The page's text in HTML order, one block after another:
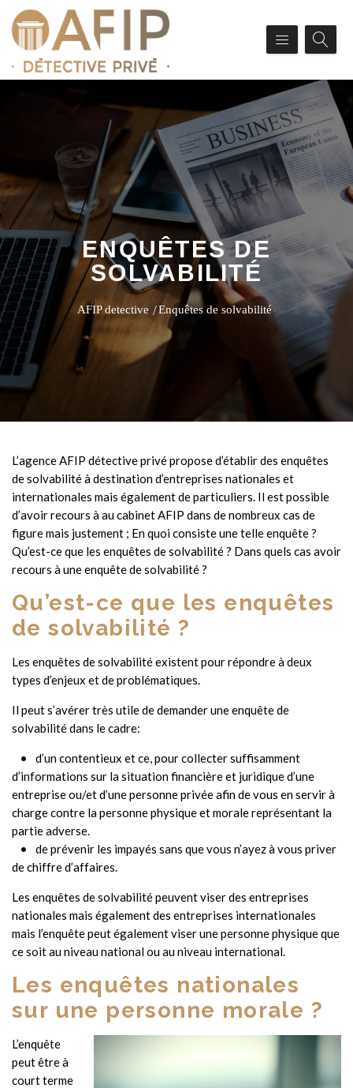
ENQUÊTES DE
SOLVABILITÉ
AFIP detective Enquêtes de solvabilité
L’agence AFIP détective privé propose d’établir des enquêtes
de solvabilité à destination d’entreprises nationales et
internationales mais également de particuliers. Il est possible
d’avoir recours à au cabinet AFIP dans de nombreux cas de
figure mais justement ; En quoi consiste une telle enquête ?
Qu’est-ce que les enquêtes de solvabilité ? Dans quels cas avoir
recours à une enquête de solvabilité ?
Qu’est-ce que les enquêtes
de solvabilité ?
Les enquêtes de solvabilité existent pour répondre à deux
types d’enjeux et de problématiques.
Il peut s’avérer très utile de demander une enquête de
solvabilité dans le cadre:
d’un contentieux et ce, pour collecter suffisamment
d’informations sur la situation financière et juridique d’une
entreprise ou/et d’une personne privée afin de vous en servir à
charge contre la personne physique et morale représentant la
partie adverse.
de prévenir les impayés sans que vous n’ayez à vous priver
de chiffre d’affaires.
Les enquêtes de solvabilité peuvent viser des entreprises
nationales mais également des entreprises internationales
mais l’enquête peut également viser une personne physique que
ce soit au niveau national ou au niveau international.
Les enquêtes nationales
sur une personne morale ?
L’enquête
peut être à
court terme